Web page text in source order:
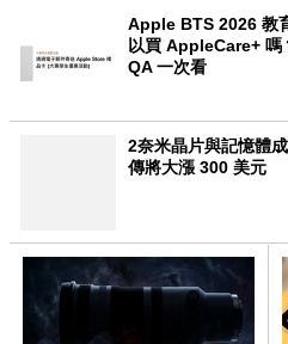
Apple BTS 2026 教
以買 AppleCare+ 嗎
QA 一次看
2奈米晶片與記憶體
傳將大漲 300 美元